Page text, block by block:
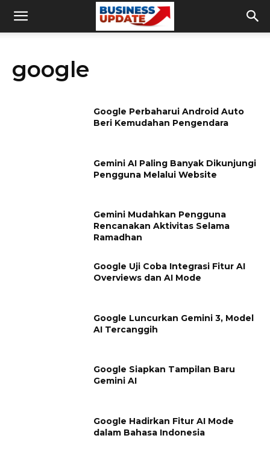
google
Google Perbaharui Android Auto
Beri Kemudahan Pengendara
Gemini AI Paling Banyak Dikunjungi
Pengguna Melalui Website
Gemini Mudahkan Pengguna
Rencanakan Aktivitas Selama
Ramadhan
Google Uji Coba Integrasi Fitur AI
Overviews dan AI Mode
Google Luncurkan Gemini 3, Model
AI Tercanggih
Google Siapkan Tampilan Baru
Gemini AI
Google Hadirkan Fitur AI Mode
dalam Bahasa Indonesia